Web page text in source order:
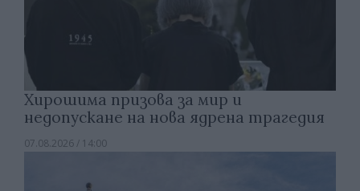
Хирошима призова за мир и
недопускане на нова ядрена трагедия
07.08.2026 / 14:00